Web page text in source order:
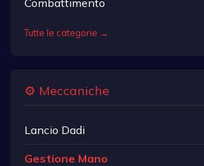
Tutte le categorie →
⚙️ Meccaniche
Lancio Dadi
Gestione Mano